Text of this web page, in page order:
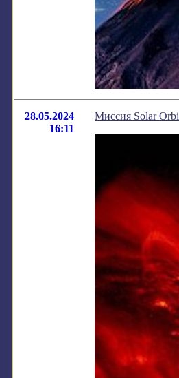
28.05.2024
16:11
Миссия Solar